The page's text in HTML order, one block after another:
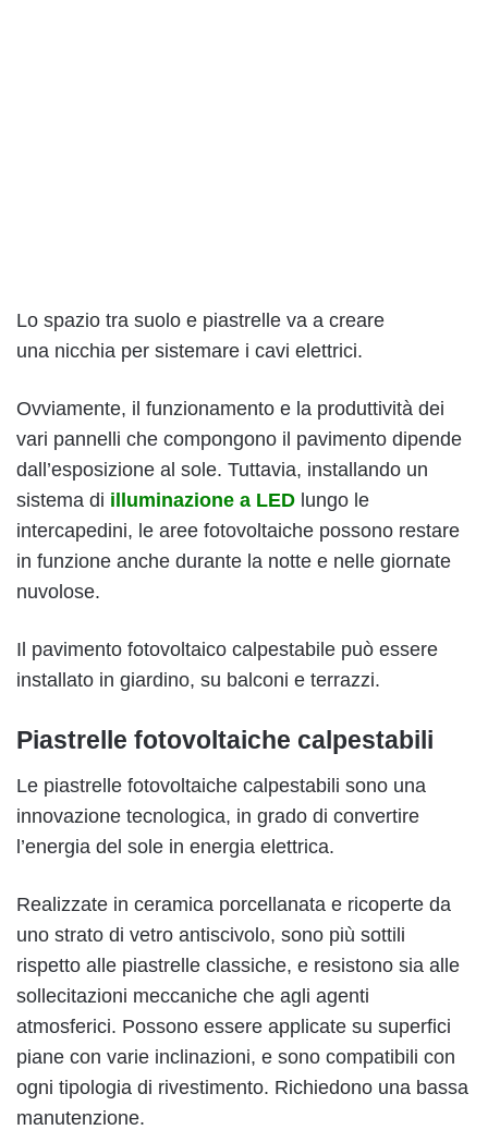
Lo spazio tra suolo e piastrelle va a creare
una nicchia per sistemare i cavi elettrici.
Ovviamente, il funzionamento e la produttività dei
vari pannelli che compongono il pavimento dipende
dall’esposizione al sole. Tuttavia, installando un
sistema di illuminazione a LED lungo le
intercapedini, le aree fotovoltaiche possono restare
in funzione anche durante la notte e nelle giornate
nuvolose.
Il pavimento fotovoltaico calpestabile può essere
installato in giardino, su balconi e terrazzi.
Piastrelle fotovoltaiche calpestabili
Le piastrelle fotovoltaiche calpestabili sono una
innovazione tecnologica, in grado di convertire
l’energia del sole in energia elettrica.
Realizzate in ceramica porcellanata e ricoperte da
uno strato di vetro antiscivolo, sono più sottili
rispetto alle piastrelle classiche, e resistono sia alle
sollecitazioni meccaniche che agli agenti
atmosferici. Possono essere applicate su superfici
piane con varie inclinazioni, e sono compatibili con
ogni tipologia di rivestimento. Richiedono una bassa
manutenzione.